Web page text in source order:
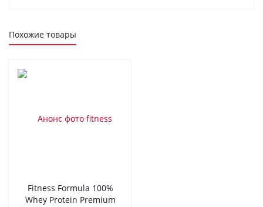
Похожие товары
Fitness Formula 100%
Whey Protein Premium